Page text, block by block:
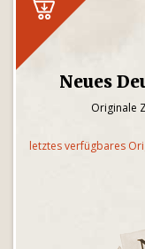
Neues
Originale
letztes verfügbares